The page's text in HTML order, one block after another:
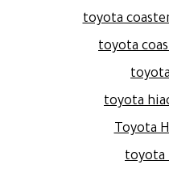
toyota
toyota
toyota
Toyota
toyota